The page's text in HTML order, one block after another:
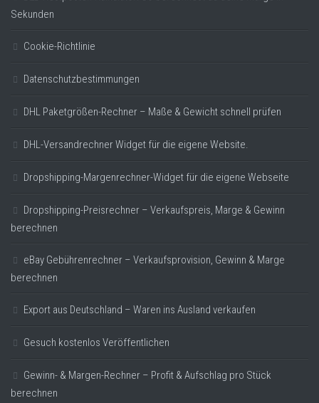
Sekunden
Cookie-Richtlinie
Datenschutzbestimmungen
DHL Paketgrößen-Rechner – Maße & Gewicht schnell prüfen
DHL-Versandrechner Widget für die eigene Website.
Dropshipping-Margenrechner-Widget für die eigene Webseite
Dropshipping-Preisrechner – Verkaufspreis, Marge & Gewinn
berechnen
eBay Gebührenrechner – Verkaufsprovision, Gewinn & Marge
berechnen
Export aus Deutschland – Waren ins Ausland verkaufen
Gesuch kostenlos Veröffentlichen
Gewinn- & Margen-Rechner – Profit & Aufschlag pro Stück
berechnen